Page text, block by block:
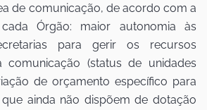
de comunicação, de acordo com a
Órgão: maior autonomia às
para gerir os recursos
comunicação (status de unidades
de orçamento específico para
ainda não dispõem de dotação